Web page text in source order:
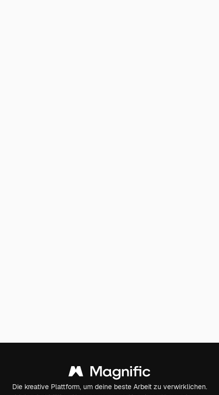
Die kreative Plattform, um deine beste Arbeit zu verwirklichen.